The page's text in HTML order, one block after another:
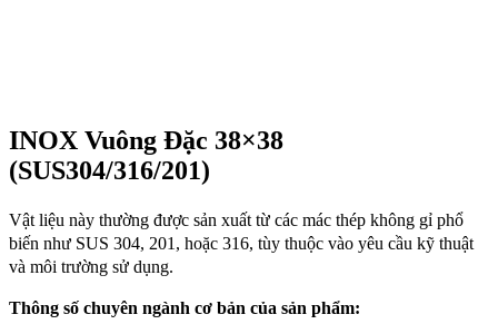
INOX Vuông Đặc 38×38
(SUS304/316/201)
Vật liệu này thường được sản xuất từ các mác thép không gỉ phổ
biến như SUS 304, 201, hoặc 316, tùy thuộc vào yêu cầu kỹ thuật
và môi trường sử dụng.
Thông số chuyên ngành cơ bản của sản phẩm: